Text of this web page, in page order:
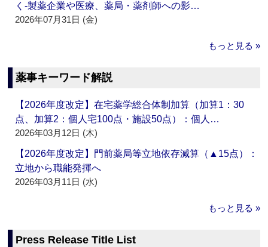
く‐製薬企業や医療、薬局・薬剤師への影…
2026年07月31日 (金)
もっと見る »
薬事キーワード解説
【2026年度改定】在宅薬学総合体制加算（加算1：30
点、加算2：個人宅100点・施設50点）：個人…
2026年03月12日 (木)
【2026年度改定】門前薬局等立地依存減算（▲15点）：
立地から職能発揮へ
2026年03月11日 (水)
もっと見る »
Press Release Title List